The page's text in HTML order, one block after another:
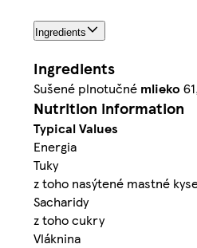
Ingredients
Ingredients
Sušené plnotučné mlieko
Nutrition information
Typical Values
Energia
Tuky
z toho nasýtené mastné
Sacharidy
z toho cukry
Vláknina